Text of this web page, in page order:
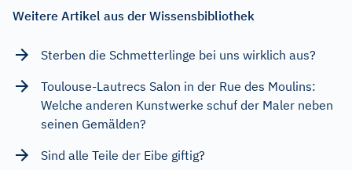
Weitere Artikel aus der Wissensbibliothek
Sterben die Schmetterlinge bei uns wirklich aus?
Toulouse-Lautrecs Salon in der Rue des Moulins:
Welche anderen Kunstwerke schuf der Maler neben
seinen Gemälden?
Sind alle Teile der Eibe giftig?